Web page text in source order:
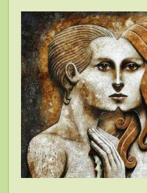
Tarieven en vergoedingen
Contact en Informatie